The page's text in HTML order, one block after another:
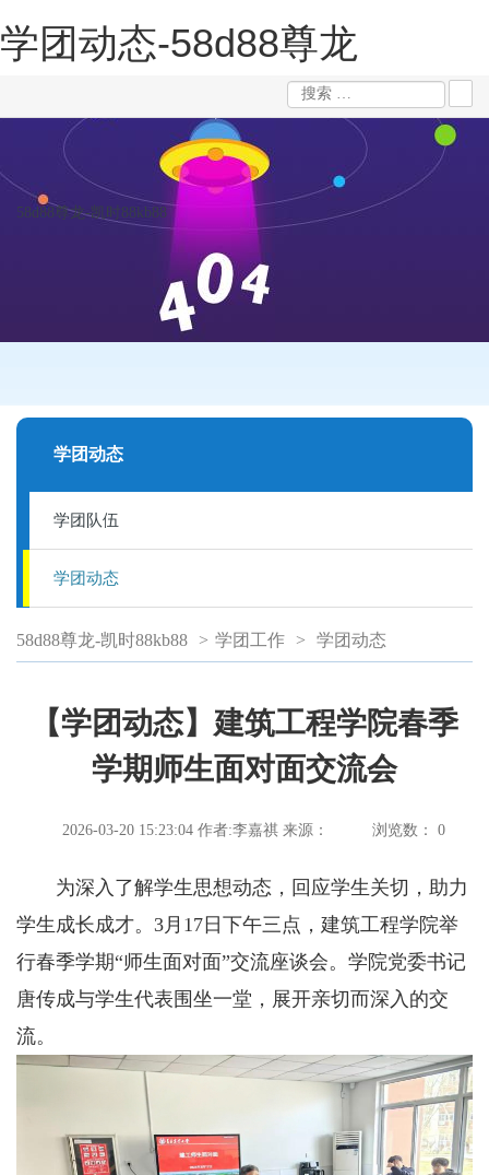
学团动态-58d88尊龙
58d88尊龙-凯时88kb88
学团动态
学团队伍
学团动态
58d88尊龙-凯时88kb88 > 学团工作 > 学团动态
【学团动态】建筑工程学院春季
学期师生面对面交流会
2026-03-20 15:23:04 作者:李嘉祺 来源： 浏览数： 0
为深入了解学生思想动态，回应学生关切，助力
学生成长成才。3月17日下午三点，建筑工程学院举
行春季学期“师生面对面”交流座谈会。学院党委书记
唐传成与学生代表围坐一堂，展开亲切而深入的交
流。